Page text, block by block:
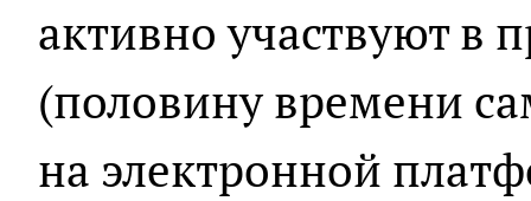
активно участвуют в
(половину времени
на электронной